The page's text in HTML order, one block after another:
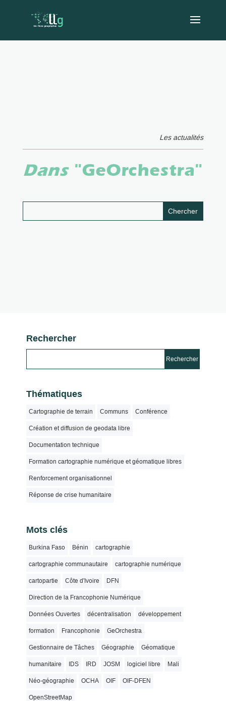
Les actualités
Dans"GeOrchestra"
Rechercher
Thématiques
Cartographie de terrain Communs Conférence
Création et diffusion de geodata libre
Documentation technique
Formation cartographie numérique et géomatique libres
Renforcement organisationnel
Réponse de crise humanitaire
Mots clés
Burkina Faso Bénin cartographie
cartographie communautaire cartographie numérique
cartopartie Côte d'Ivoire DFN
Direction de la Francophonie Numérique
Données Ouvertes décentralisation développement
formation Francophonie GeOrchestra
Gestionnaire de Tâches Géographie Géomatique
humanitaire IDS IRD JOSM logiciel libre Mali
Néo-géographie OCHA OIF OIF-DFEN
OpenStreetMap